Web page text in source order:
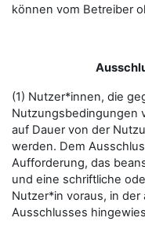
können vom Betreiber
(1) Nutzer*innen, die
Nutzungsbedingungen
auf Dauer von der
werden. Dem
Aufforderung, das
und eine schriftliche
Nutzer*in voraus, in
Ausschlusses